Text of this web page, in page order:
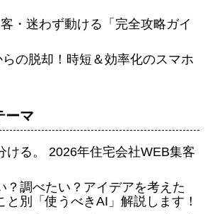
・迷わず動ける「完全攻略ガイ
らの脱却！時短＆効率化のスマホ
ーマ
ける。 2026年住宅会社WEB集客
？調べたい？アイデアを考えた
と別「使うべきAI」解説します！